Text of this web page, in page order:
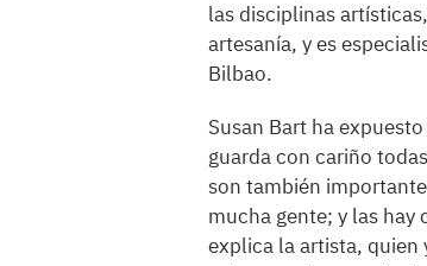
las disciplinas
artesanía, y es
Bilbao.
Susan Bart ha
guarda con cariño
son también
mucha gente; y las hay
explica la artista, quien